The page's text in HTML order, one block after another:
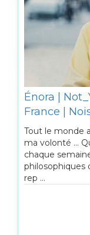
Énora |
France |
Tout le monde
ma volonté …
chaque
philosophiques
rep ...